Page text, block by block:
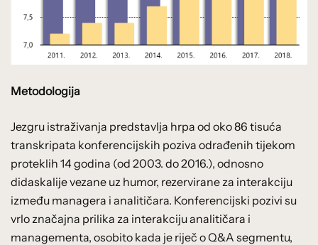
Metodologija
Jezgru istraživanja predstavlja hrpa od oko 86 tisuća
transkripata konferencijskih poziva odrađenih tijekom
proteklih 14 godina (od 2003. do 2016.), odnosno
didaskalije vezane uz humor, rezervirane za interakciju
između managera i analitičara. Konferencijski pozivi su
vrlo značajna prilika za interakciju analitičara i
managementa, osobito kada je riječ o Q&A segmentu,